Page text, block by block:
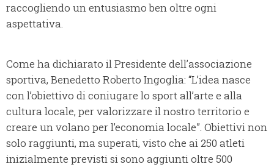
raccogliendo un entusiasmo ben oltre ogni
aspettativa.
Come ha dichiarato il Presidente dell’associazione
sportiva, Benedetto Roberto Ingoglia: “L’idea nasce
con l’obiettivo di coniugare lo sport all’arte e alla
cultura locale, per valorizzare il nostro territorio e
creare un volano per l’economia locale”. Obiettivi non
solo raggiunti, ma superati, visto che ai 250 atleti
inizialmente previsti si sono aggiunti oltre 500